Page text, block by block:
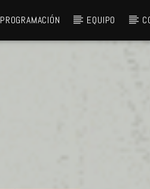
PROGRAMACIÓN EQUIPO